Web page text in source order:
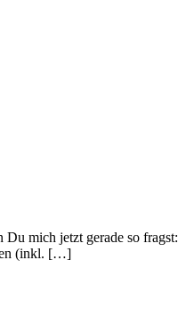
mich jetzt gerade so fragst:
(inkl. […]